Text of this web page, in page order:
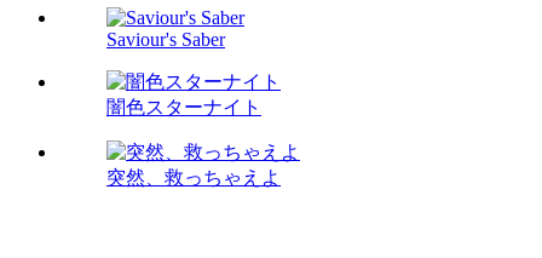
Saviour's Saber
闇色スターナイト
突然、救っちゃえよ